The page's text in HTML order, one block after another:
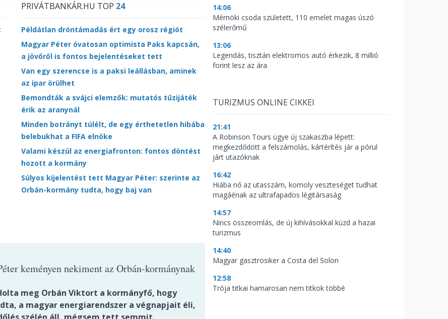
PRIVÁTBANKÁR.HU TOP 24
Példátlan dróntámadás ért egy orosz régiót
Magyar Péter óvatosan optimista Paks kapcsán,
a jövőről is fontos bejelentéseket tett
Van egy szerencse is a paksi leállásban, aminek
az ipar örülhet
Bemondták a svájci elemzők: mutatós tűzijáték
érik az aranynál
Minden botrányt túlélt, de egy érthetetlen hibába
belebukhat a FIFA elnöke
Valami készül az energiafronton: fontos döntést
hozott a kormány
Súlyos kijelentést tett Magyar Péter: szerinte az
Orbán-kormány tudta, hogy baj van
keményen nekiment az Orbán-kormánynak
meg Orbán Viktort a kormányfő, hogy
a magyar energiarendszer a végnapjait éli,
14:06
Mérnöki csoda született, 110 emelet magas úszó
szélerőmű
13:06
Legendás, tisztán elektromos autó érkezik, 8 millió
forint lesz az ára
TURIZMUS ONLINE CIKKEI
21:41
A Robinson Tours ügye új szakaszba lépett:
megkezdődött a felszámolás, kártérítés jár a pórul
járt utazóknak
16:42
Hiába nő az utasszám, komoly veszteséget tudhat
magáénak az ultrafapados légitársaság
14:57
Nincs összeomlás, de új kihívásokkal küzd a hazai
turizmus
14:40
Magyar gasztrosiker a Costa del Solon
12:58
Trója titkai hamarosan nem titkok többé